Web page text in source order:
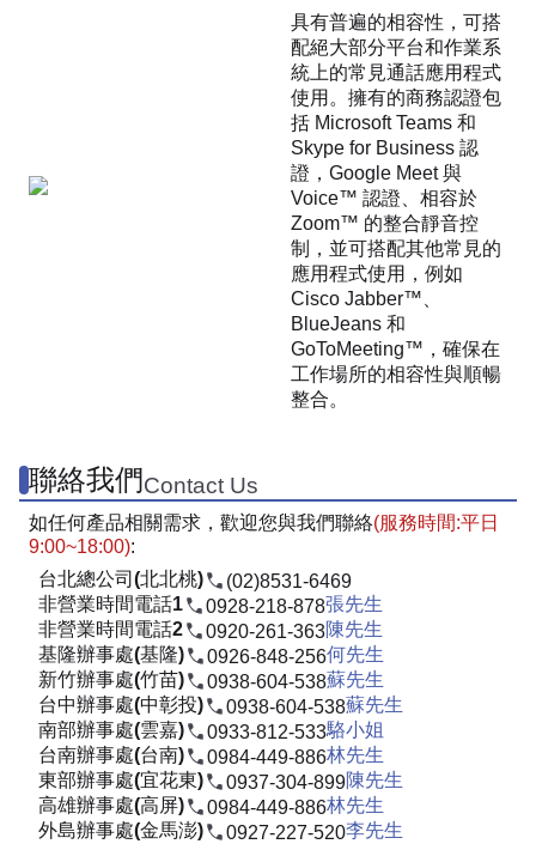
具有普遍的相容性，可搭
配絕大部分平台和作業系
統上的常見通話應用程式
使用。擁有的商務認證包
括 Microsoft Teams 和
Skype for Business 認
證，Google Meet 與
Voice™ 認證、相容於
Zoom™ 的整合靜音控
制，並可搭配其他常見的
應用程式使用，例如
Cisco Jabber™、
BlueJeans 和
GoToMeeting™，確保在
工作場所的相容性與順暢
整合。
聯絡我們Contact Us
如任何產品相關需求，歡迎您與我們聯絡(服務時間:平日
9:00~18:00):
台北總公司(北北桃)
(02)8531-6469
非營業時間電話1
0928-218-878張先生
非營業時間電話2
0920-261-363陳先生
基隆辦事處(基隆)
0926-848-256何先生
新竹辦事處(竹苗)
0938-604-538蘇先生
台中辦事處(中彰投)
0938-604-538蘇先生
南部辦事處(雲嘉)
0933-812-533駱小姐
台南辦事處(台南)
0984-449-886林先生
東部辦事處(宜花東)
0937-304-899陳先生
高雄辦事處(高屏)
0984-449-886林先生
外島辦事處(金馬澎)
0927-227-520李先生